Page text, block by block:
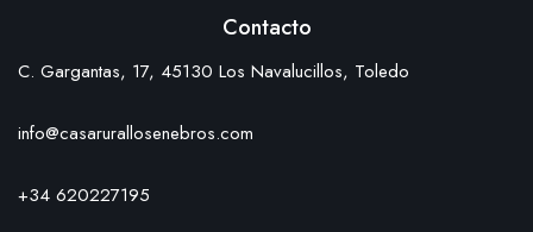
Contacto
C. Gargantas, 17, 45130 Los Navalucillos, Toledo
info@casarurallosenebros.com
+34 620227195